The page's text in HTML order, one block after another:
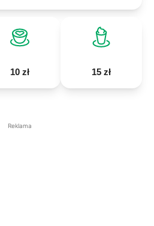
10 zł 15 zł
Reklama